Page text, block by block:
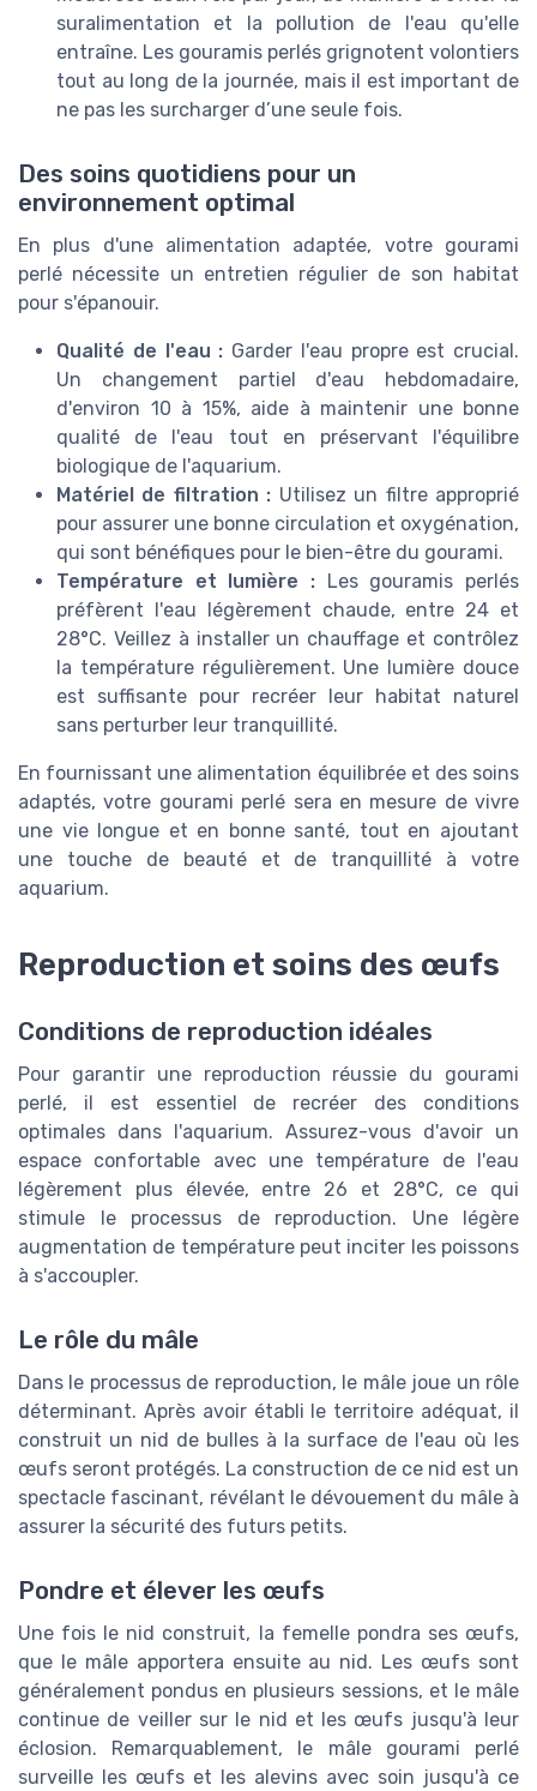
suralimentation et la pollution de l'eau qu'elle
entraîne. Les gouramis perlés grignotent volontiers
tout au long de la journée, mais il est important de
ne pas les surcharger d’une seule fois.
Des soins quotidiens pour un
environnement optimal
En plus d'une alimentation adaptée, votre gourami
perlé nécessite un entretien régulier de son habitat
pour s'épanouir.
Qualité de l'eau : Garder l'eau propre est crucial.
Un changement partiel d'eau hebdomadaire,
d'environ 10 à 15%, aide à maintenir une bonne
qualité de l'eau tout en préservant l'équilibre
biologique de l'aquarium.
Matériel de filtration : Utilisez un filtre approprié
pour assurer une bonne circulation et oxygénation,
qui sont bénéfiques pour le bien-être du gourami.
Température et lumière : Les gouramis perlés
préfèrent l'eau légèrement chaude, entre 24 et
28°C. Veillez à installer un chauffage et contrôlez
la température régulièrement. Une lumière douce
est suffisante pour recréer leur habitat naturel
sans perturber leur tranquillité.
En fournissant une alimentation équilibrée et des soins
adaptés, votre gourami perlé sera en mesure de vivre
une vie longue et en bonne santé, tout en ajoutant
une touche de beauté et de tranquillité à votre
aquarium.
Reproduction et soins des œufs
Conditions de reproduction idéales
Pour garantir une reproduction réussie du gourami
perlé, il est essentiel de recréer des conditions
optimales dans l'aquarium. Assurez-vous d'avoir un
espace confortable avec une température de l'eau
légèrement plus élevée, entre 26 et 28°C, ce qui
stimule le processus de reproduction. Une légère
augmentation de température peut inciter les poissons
à s'accoupler.
Le rôle du mâle
Dans le processus de reproduction, le mâle joue un rôle
déterminant. Après avoir établi le territoire adéquat, il
construit un nid de bulles à la surface de l'eau où les
œufs seront protégés. La construction de ce nid est un
spectacle fascinant, révélant le dévouement du mâle à
assurer la sécurité des futurs petits.
Pondre et élever les œufs
Une fois le nid construit, la femelle pondra ses œufs,
que le mâle apportera ensuite au nid. Les œufs sont
généralement pondus en plusieurs sessions, et le mâle
continue de veiller sur le nid et les œufs jusqu'à leur
éclosion. Remarquablement, le mâle gourami perlé
surveille les œufs et les alevins avec soin jusqu'à ce